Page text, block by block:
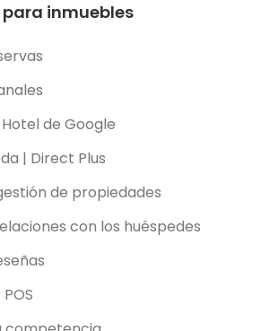
inmuebles
de Google
| Direct Plus
de propiedades
con los huéspedes